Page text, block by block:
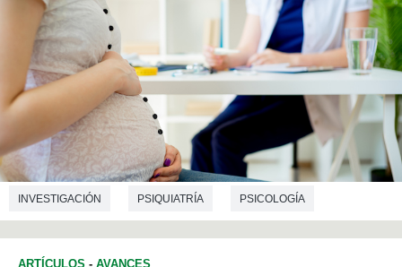
INVESTIGACIÓN PSIQUIATRÍA PSICOLOGÍA
ARTÍCULOS - AVANCES